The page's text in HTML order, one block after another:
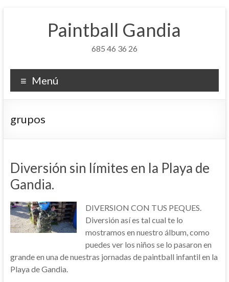
Paintball Gandia
685 46 36 26
Menú
grupos
Diversión sin límites en la Playa de
Gandia.
DIVERSION CON TUS PEQUES.
Diversión así es tal cual te lo
mostramos en nuestro álbum, como
puedes ver los niños se lo pasaron en
grande en una de nuestras jornadas de paintball infantil en la
Playa de Gandia.